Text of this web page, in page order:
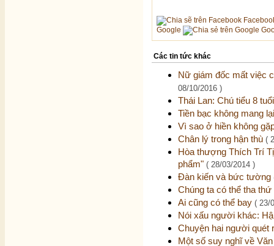
Google
Các tin tức khác
Nữ giám đốc mất việc
08/10/2016 )
Thái Lan: Chú tiểu 8
Tiền bạc không mang
Vì sao ở hiền không
Chân lý trong hận thù (
Hòa thượng Thích Trí
phẩm" ( 28/03/2014 )
Đàn kiến và bức tường
Chúng ta có thể tha
Ai cũng có thể bay ( 23/
Nói xấu người khác:
Chuyện hai người quét
Một số suy nghĩ về